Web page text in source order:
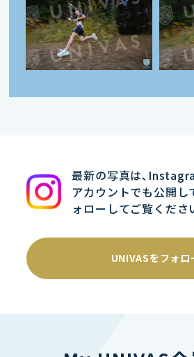
最新の写真は､
アカウントでも公開し
ォローしてご覧くださ
UNIVASをフォロ